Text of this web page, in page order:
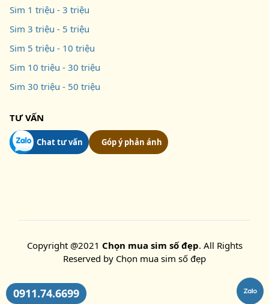
0911.74.6699
Sim 1 triệu - 3 triệu
Sim 3 triệu - 5 triệu
Sim 5 triệu - 10 triệu
Sim 10 triệu - 30 triệu
Sim 30 triệu - 50 triệu
TƯ VẤN
Chat tư vấn Góp ý phản ánh
Copyright @2021 Chọn mua sim số đẹp. All Rights
Reserved by Chọn mua sim số đẹp